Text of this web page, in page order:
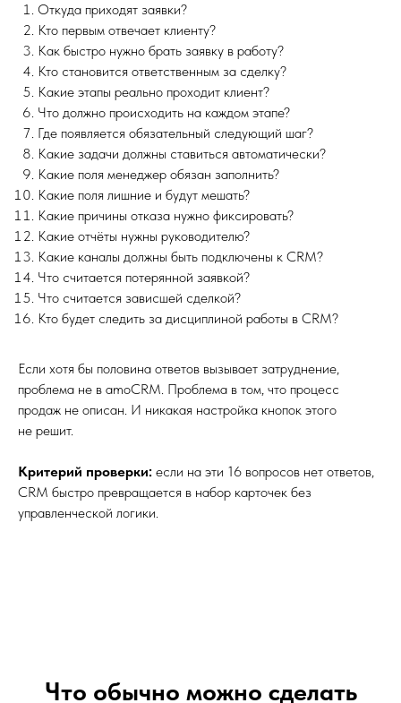
Откуда приходят заявки?
Кто первым отвечает клиенту?
Как быстро нужно брать заявку в работу?
Кто становится ответственным за сделку?
Какие этапы реально проходит клиент?
Что должно происходить на каждом этапе?
Где появляется обязательный следующий шаг?
Какие задачи должны ставиться автоматически?
Какие поля менеджер обязан заполнить?
Какие поля лишние и будут мешать?
Какие причины отказа нужно фиксировать?
Какие отчёты нужны руководителю?
Какие каналы должны быть подключены к CRM?
Что считается потерянной заявкой?
Что считается зависшей сделкой?
Кто будет следить за дисциплиной работы в CRM?
Если хотя бы половина ответов вызывает затруднение,
проблема не в amoCRM. Проблема в том, что процесс
продаж не описан. И никакая настройка кнопок этого
не решит.
Критерий проверки: если на эти 16 вопросов нет ответов,
CRM быстро превращается в набор карточек без
управленческой логики.
Что обычно можно сделать